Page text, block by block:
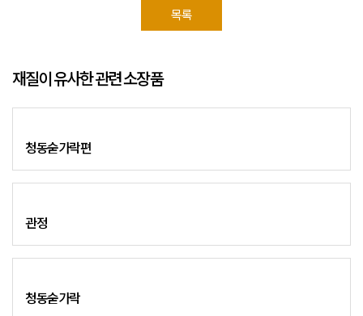
목록
재질이 유사한 관련 소장품
청동숟가락편
관정
청동숟가락